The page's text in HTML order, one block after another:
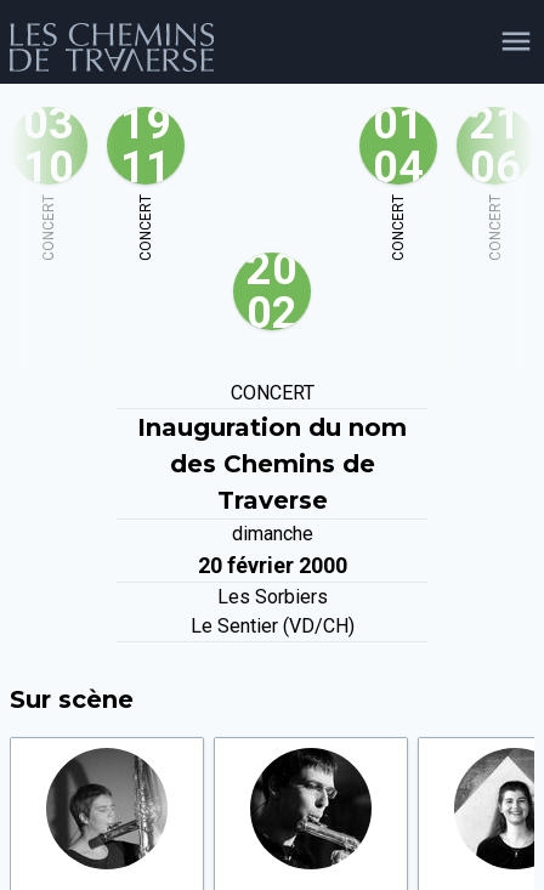
agenda personnes shop
facebook
03
10
CONCERT
19
11
CONCERT
20
02
01
04
CONCERT
21
06
CONCERT
CONCERT
Inauguration du nom
des Chemins de
Traverse
dimanche
20 février 2000
Les Sorbiers
Le Sentier (VD/CH)
Sur scène